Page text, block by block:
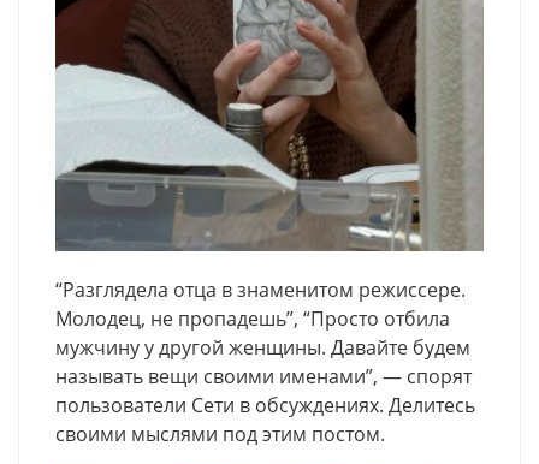
“Разглядела отца в знаменитом режиссере.
Молодец, не пропадешь”, “Просто отбила
мужчину у другой женщины. Давайте будем
называть вещи своими именами”, — спорят
пользователи Сети в обсуждениях. Делитесь
своими мыслями под этим постом.